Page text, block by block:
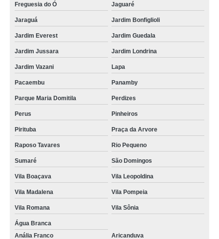
Freguesia do Ó Jaguaré
Jaraguá Jardim Bonfiglioli
Jardim Everest Jardim Guedala
Jardim Jussara Jardim Londrina
Jardim Vazani Lapa
Pacaembu Panamby
Parque Maria Domitila Perdizes
Perus Pinheiros
Pirituba Praça da Arvore
Raposo Tavares Rio Pequeno
Sumaré São Domingos
Vila Boaçava Vila Leopoldina
Vila Madalena Vila Pompeia
Vila Romana Vila Sônia
Água Branca
Anália Franco
Aricanduva